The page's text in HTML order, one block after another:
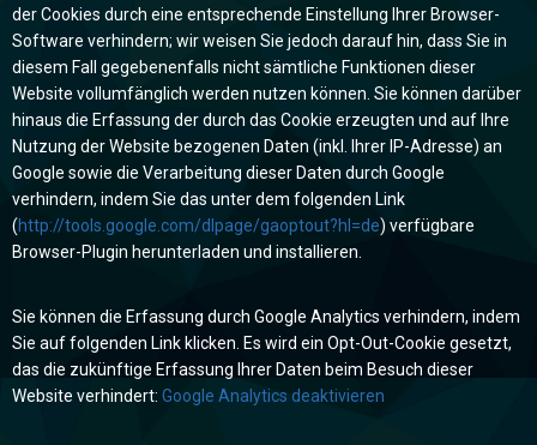
der Cookies durch eine entsprechende Einstellung Ihrer Browser-
Software verhindern; wir weisen Sie jedoch darauf hin, dass Sie in
diesem Fall gegebenenfalls nicht sämtliche Funktionen dieser
Website vollumfänglich werden nutzen können. Sie können darüber
hinaus die Erfassung der durch das Cookie erzeugten und auf Ihre
Nutzung der Website bezogenen Daten (inkl. Ihrer IP-Adresse) an
Google sowie die Verarbeitung dieser Daten durch Google
verhindern, indem Sie das unter dem folgenden Link
(http://tools.google.com/dlpage/gaoptout?hl=de) verfügbare
Browser-Plugin herunterladen und installieren.
Sie können die Erfassung durch Google Analytics verhindern, indem
Sie auf folgenden Link klicken. Es wird ein Opt-Out-Cookie gesetzt,
das die zukünftige Erfassung Ihrer Daten beim Besuch dieser
Website verhindert: Google Analytics deaktivieren